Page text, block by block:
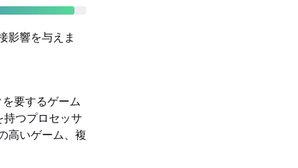
影響を与えま
要するゲーム
つプロセッサ
高いゲーム、複